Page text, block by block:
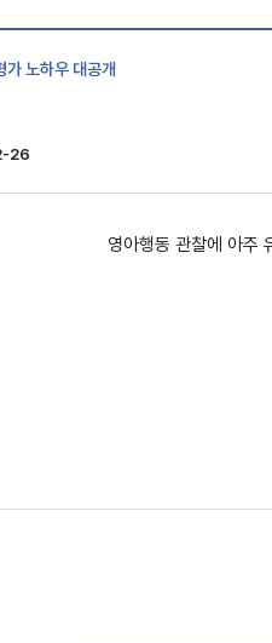
노하우 대공개
26
영아행동 관찰에 아주